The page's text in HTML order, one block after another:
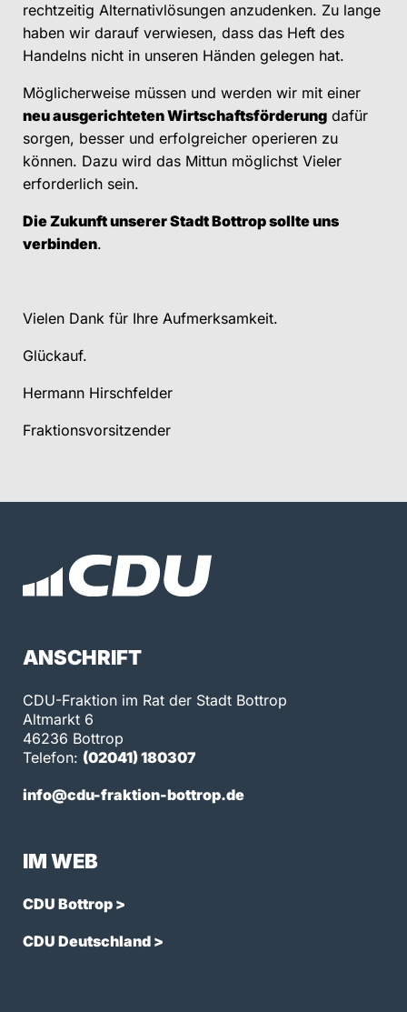
rechtzeitig Alternativlösungen anzudenken. Zu lange
haben wir darauf verwiesen, dass das Heft des
Handelns nicht in unseren Händen gelegen hat.
Möglicherweise müssen und werden wir mit einer
neu ausgerichteten Wirtschaftsförderung dafür
sorgen, besser und erfolgreicher operieren zu
können. Dazu wird das Mittun möglichst Vieler
erforderlich sein.
Die Zukunft unserer Stadt Bottrop sollte uns
verbinden.
Vielen Dank für Ihre Aufmerksamkeit.
Glückauf.
Hermann Hirschfelder
Fraktionsvorsitzender
ANSCHRIFT
CDU-Fraktion im Rat der Stadt Bottrop
Altmarkt 6
46236 Bottrop
Telefon: (02041) 180307
info@cdu-fraktion-bottrop.de
IM WEB
CDU Bottrop >
CDU Deutschland >